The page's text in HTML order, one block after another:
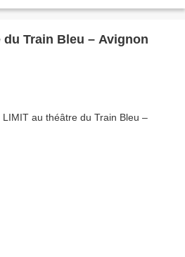
du Train Bleu – Avignon